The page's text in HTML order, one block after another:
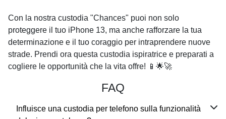
Con la nostra custodia "Chances" puoi non solo
proteggere il tuo iPhone 13, ma anche rafforzare la tua
determinazione e il tuo coraggio per intraprendere nuove
strade. Prendi ora questa custodia ispiratrice e preparati a
cogliere le opportunità che la vita offre! 📱🌟🚀
FAQ
Influisce una custodia per telefono sulla funzionalità